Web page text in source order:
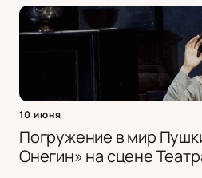
10 июня
Погружение в мир
Онегин» на сцене